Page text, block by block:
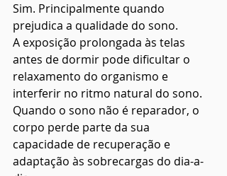
Sim. Principalmente quando
prejudica a qualidade do sono.
A exposição prolongada às telas
antes de dormir pode dificultar o
relaxamento do organismo e
interferir no ritmo natural do sono.
Quando o sono não é reparador, o
corpo perde parte da sua
capacidade de recuperação e
adaptação às sobrecargas do dia-a-